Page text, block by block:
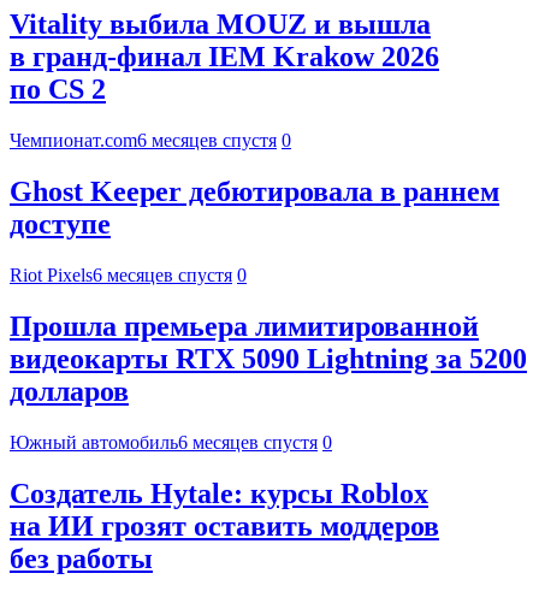
Vitality выбила MOUZ и вышла
в гранд-финал IEM Krakow 2026
по CS 2
Чемпионат.com6 месяцев спустя 0
Ghost Keeper дебютировала в раннем
доступе
Riot Pixels6 месяцев спустя 0
Прошла премьера лимитированной
видеокарты RTX 5090 Lightning за 5200
долларов
Южный автомобиль6 месяцев спустя 0
Создатель Hytale: курсы Roblox
на ИИ грозят оставить моддеров
без работы